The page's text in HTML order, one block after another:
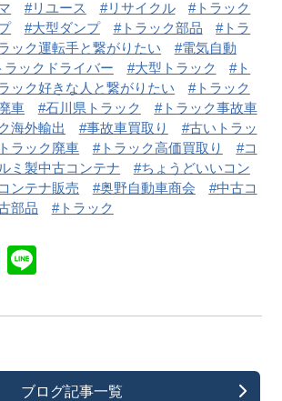
リユース リサイクル
トラック
大型ダンプ トラック部品
トラ
ック運転手と繋がりたい
電気自動
ラックドライバー 大型トラック
ト
ック好きな人と繋がりたい
トラック
車 石川県トラック
トラック事故車
海外輸出 事故車買取り
古いトラッ
ラック廃車 トラック高価買取り
コ
ミ製中古コンテナ
ちょうどいいコン
ンテナ販売 奥野自動車商会
中古コ
部品 トラック
Hatena
ブログ記事一覧